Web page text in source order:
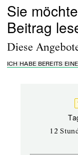
Sie
Beitrag
Diese
ICH HABE BEREITS
12